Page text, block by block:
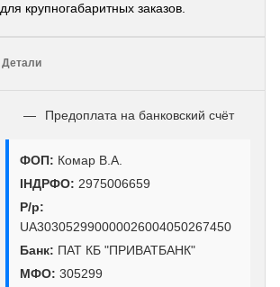
для крупногабаритных заказов.
Детали
Предоплата на банковский счёт
ФОП: Комар В.А.
ІНДРФО: 2975006659
Р/р:
UA303052990000026004050267450
Банк: ПАТ КБ "ПРИВАТБАНК"
МФО: 305299